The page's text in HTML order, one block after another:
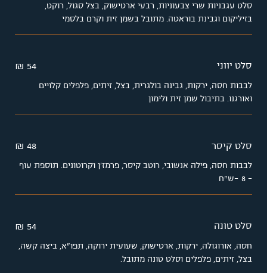
סלט עגבניות שרי צבעוניות, רבעי ארטישוק, בצל סגול, רוקט,
בזיליקום וגבינת בוראטה. מתובל בשמן זית וקרם בלסמי
סלט יווני 54 ₪
לבבות חסה, ירקות, גבינה בולגרית, בצל, זיתים, פלפלים קלויים
ואורגנו. בתיבול שמן זית ולימון
סלט קיסר 48 ₪
לבבות חסה, פילה אנשובי, רוטב קיסר, פרמז'ן וקרוטונים. תוספת עוף
– 8 -ש״ח
סלט טונה 54 ₪
חסה, אורוגולה, ירקות, ארטישוק, שעועית ירוקה, תפו"א, ביצה קשה,
בצל, זיתים, פלפלים וסלט טונה מתובל.